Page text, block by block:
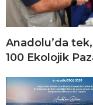
Anadolu’da tek,
100 Ekolojik